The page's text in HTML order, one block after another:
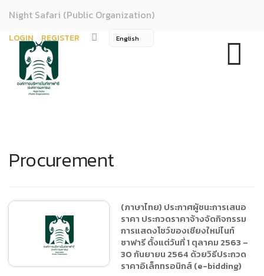
Night Safari (Public Organization)
LOGIN REGISTER
Procurement
(ภาษาไทย) ประกาศผู้ชนะการเสนอ
ราคา ประกวดราคาจ้างจัดกิจกรรม
การแสดงโชว์ของเชียงใหม่ไนท์
ซาฟารี ตั้งแต่วันที่ 1 ตุลาคม 2563 –
30 กันยายน 2564 ด้วยวิธีประกวด
ราคาอิเล็กทรอนิกส์ (e-bidding)